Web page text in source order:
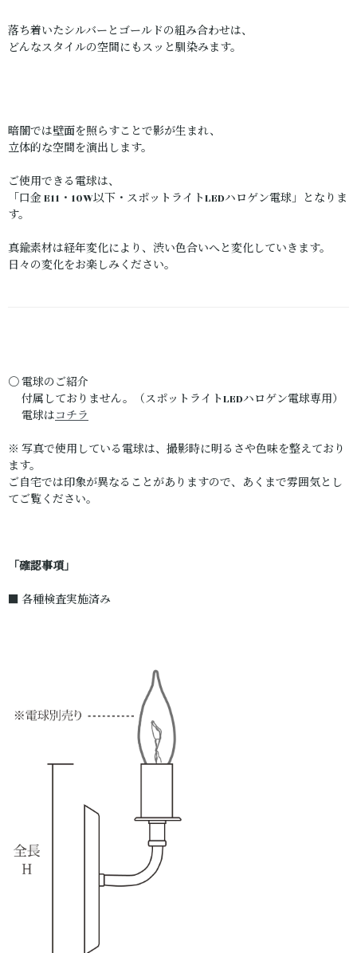
落ち着いたシルバーとゴールドの組み合わせは、
どんなスタイルの空間にもスッと馴染みます。
暗闇では壁面を照らすことで影が生まれ、
立体的な空間を演出します。
ご使用できる電球は、
「口金 E11・10W以下・スポットライトLEDハロゲン電球」となりま
す。
真鍮素材は経年変化により、渋い色合いへと変化していきます。
日々の変化をお楽しみください。
〇 電球のご紹介
付属しておりません。（スポットライトLEDハロゲン電球専用）
電球はコチラ
※ 写真で使用している電球は、撮影時に明るさや色味を整えており
ます。
ご自宅では印象が異なることがありますので、あくまで雰囲気とし
てご覧ください。
「確認事項」
■ 各種検査実施済み